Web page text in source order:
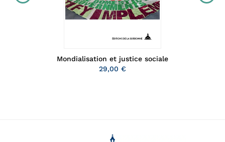
Mondialisation et justice sociale
29,00 €